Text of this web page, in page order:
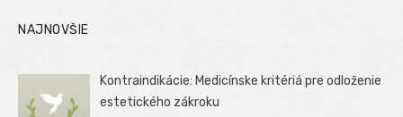
NAJNOVŠIE
Kontraindikácie: Medicínske kritériá pre odloženie
estetického zákroku